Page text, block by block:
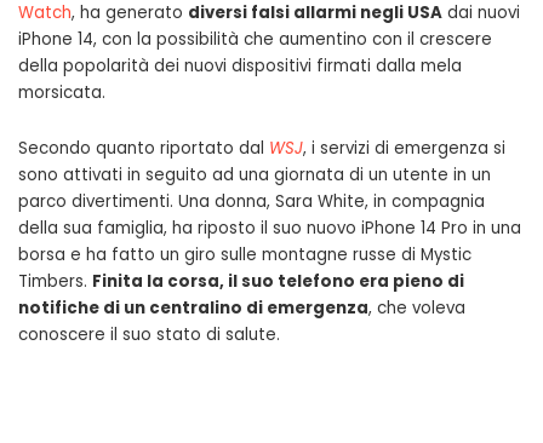
Watch, ha generato diversi falsi allarmi negli USA dai nuovi
iPhone 14, con la possibilità che aumentino con il crescere
della popolarità dei nuovi dispositivi firmati dalla mela
morsicata.
Secondo quanto riportato dal WSJ, i servizi di emergenza si
sono attivati in seguito ad una giornata di un utente in un
parco divertimenti. Una donna, Sara White, in compagnia
della sua famiglia, ha riposto il suo nuovo iPhone 14 Pro in una
borsa e ha fatto un giro sulle montagne russe di Mystic
Timbers. Finita la corsa, il suo telefono era pieno di
notifiche di un centralino di emergenza, che voleva
conoscere il suo stato di salute.